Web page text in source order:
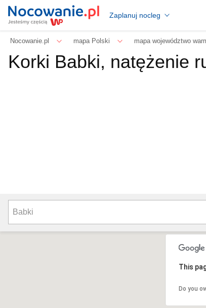
Zaplanuj nocleg
Nocowanie.pl mapa Polski mapa województwo
Korki Babki, natężenie
This
Do you